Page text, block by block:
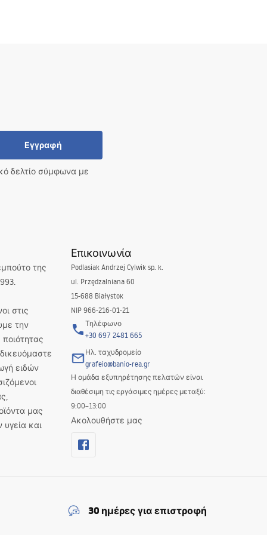
Εγγραφή
δελτίο σύμφωνα με
της
στις
την
ειδών
μας
υγεία και
Επικοινωνία
Podlasiak Andrzej Cylwik sp. k.
ul. Przędzalniana 60
15-688 Białystok
NIP 966-216-01-21
Τηλέφωνο
+30 697 2481 665
Ηλ. ταχυδρομείο
grafeio@banio-rea.gr
Η ομάδα εξυπηρέτησης πελατών είναι
διαθέσιμη τις εργάσιμες ημέρες μεταξύ:
9:00–13:00
Ακολουθήστε μας
30 ημέρες για επιστροφή